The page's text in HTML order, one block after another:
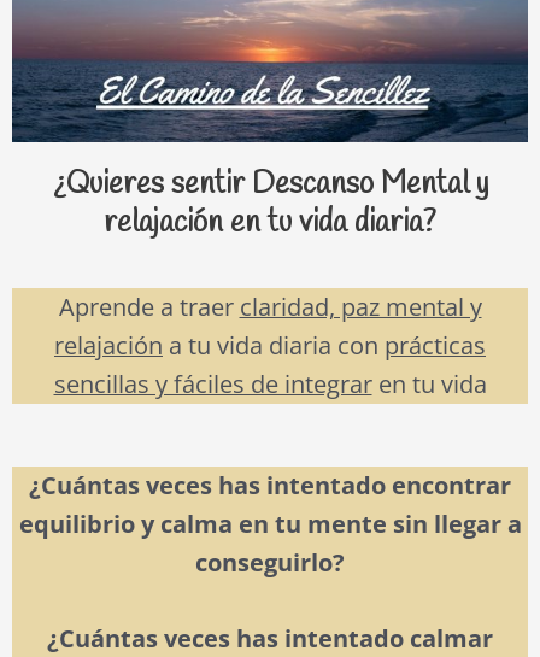
¿Quieres sentir Descanso Mental y
relajación en tu vida diaria?
Aprende a traer claridad, paz mental y
relajación a tu vida diaria con prácticas
sencillas y fáciles de integraren tu vida
¿Cuántas veces has intentado encontrar
equilibrio y calma en tu mente sin llegar a
conseguirlo?
¿Cuántas veces has intentado calmar